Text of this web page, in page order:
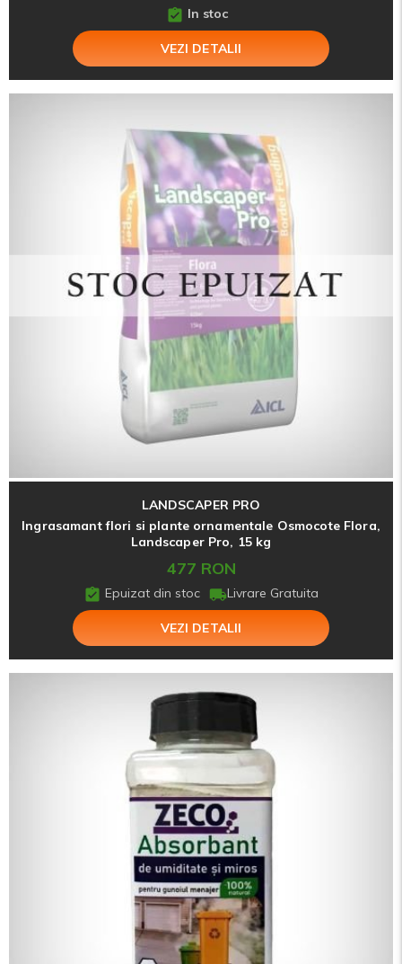
In stoc
VEZI DETALII
LANDSCAPER PRO
Ingrasamant flori si plante ornamentale Osmocote Flora,
Landscaper Pro, 15 kg
477 RON
Epuizat din stoc Livrare Gratuita
VEZI DETALII